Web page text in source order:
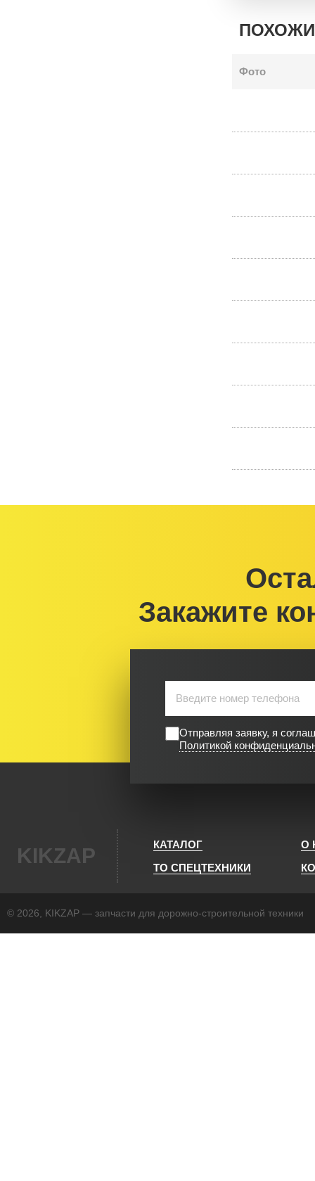
Фото
Закажите
Отправляя заявку, я
Политикой
KIKZAP КАТАЛОГ
О
ТО СПЕЦТЕХНИКИ
© 2026, KIKZAP — запчасти для дорожно-строительной техники